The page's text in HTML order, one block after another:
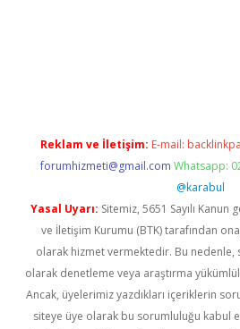
Reklam ve İletişim: E-mail:
forumhizmeti@gmail.com Whatsapp:
@karabul
Yasal Uyarı: Sitemiz, 5651 Sayılı
ve İletişim Kurumu (BTK) tarafından
olarak hizmet vermektedir. Bu
olarak denetleme veya araştırma
Ancak, üyelerimiz yazdıkları içeriklerin
siteye üye olarak bu sorumluluğu kabul